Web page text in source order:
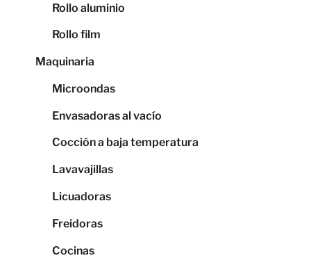
Rollo aluminio
Rollo film
Maquinaria
Microondas
Envasadoras al vacío
Cocción a baja temperatura
Lavavajillas
Licuadoras
Freidoras
Cocinas